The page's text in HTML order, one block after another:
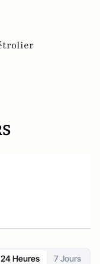
24 Heures 7 Jours